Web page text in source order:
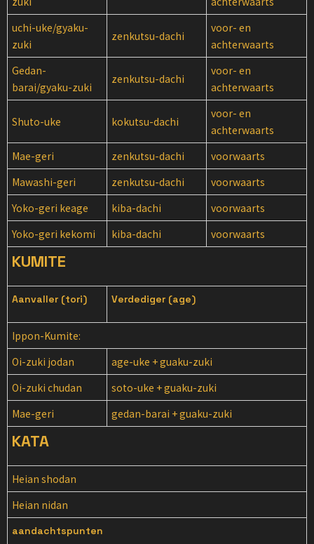
uchi-uke/gyaku-
zuki
zenkutsu-dachi
voor- en
achterwaarts
Gedan-
barai/gyaku-zuki
zenkutsu-dachi
voor- en
achterwaarts
Shuto-uke kokutsu-dachi
voor- en
achterwaarts
Mae-geri
zenkutsu-dachi
voorwaarts
Mawashi-geri
zenkutsu-dachi
voorwaarts
Yoko-geri keage
kiba-dachi
voorwaarts
Yoko-geri kekomi
kiba-dachi voorwaarts
KUMITE
Aanvaller (tori) Verdediger (age)
Ippon-Kumite:
Oi-zuki jodan
age-uke + guaku-zuki
Oi-zuki chudan
soto-uke + guaku-zuki
Mae-geri
gedan-barai + guaku-zuki
KATA
Heian shodan
Heian nidan
aandachtspunten